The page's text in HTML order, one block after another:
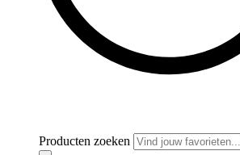
Producten zoeken